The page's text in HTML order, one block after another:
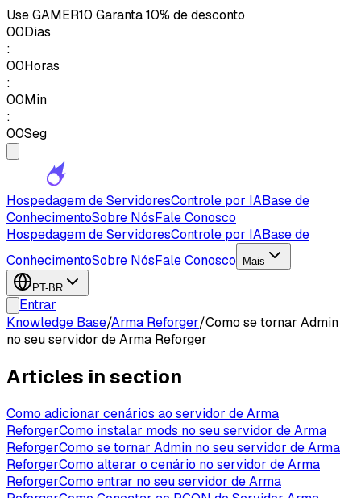
UseGAMER10 Garanta 10% de desconto
00Dias
:
00Horas
:
00Min
:
00Seg
Hospedagem de ServidoresControle por IABase de
ConhecimentoSobre NósFale Conosco
Hospedagem de ServidoresControle por IABase de
ConhecimentoSobre NósFale Conosco Mais
PT-BR
Entrar
Knowledge Base/Arma Reforger/Como se tornar Admin
no seu servidor de Arma Reforger
Articles in section
Como adicionar cenários ao servidor de Arma
ReforgerComo instalar mods no seu servidor de Arma
ReforgerComo se tornar Admin no seu servidor de Arma
ReforgerComo alterar o cenário no servidor de Arma
ReforgerComo entrar no seu servidor de Arma